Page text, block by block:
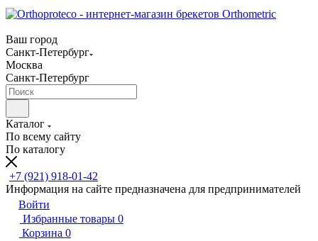
Ваш город
Санкт-Петербург
Москва
Санкт-Петербург
Каталог
По всему сайту
По каталогу
+7 (921) 918-01-42
Информация на сайте предназначена для предпринимателей
Войти
Избранные товары 0
Корзина 0